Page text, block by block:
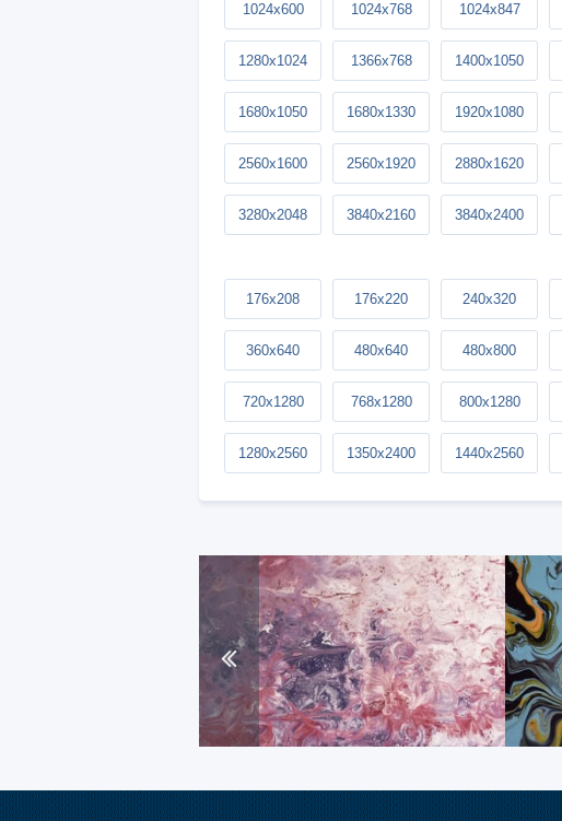
1024x600 1024x768 1024x847
1280x1024 1366x768 1400x1050
1680x1050 1680x1330 1920x1080
2560x1600 2560x1920 2880x1620
3280x2048 3840x2160 3840x2400
176x208 176x220 240x320
360x640 480x640 480x800
720x1280 768x1280 800x1280
1280x2560 1350x2400 1440x2560